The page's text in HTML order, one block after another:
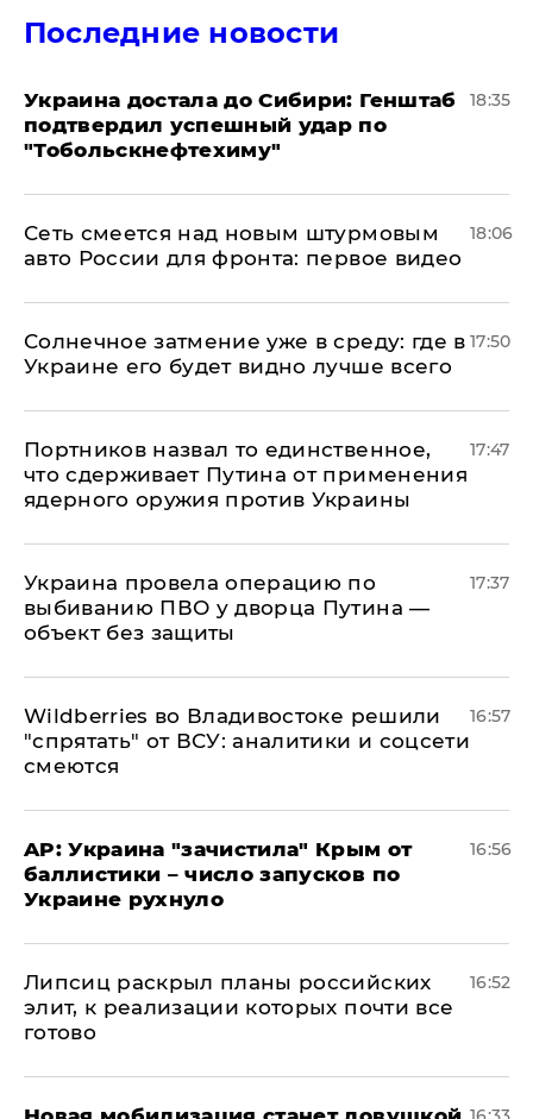
Последние новости
Украина достала до Сибири: Генштаб
подтвердил успешный удар по
"Тобольскнефтехиму"
18:35
Сеть смеется над новым штурмовым
авто России для фронта: первое видео
18:06
​Солнечное затмение уже в среду: где в
Украине его будет видно лучше всего
17:50
Портников назвал то единственное,
что сдерживает Путина от применения
ядерного оружия против Украины
17:47
Украина провела операцию по
выбиванию ПВО у дворца Путина —
объект без защиты
17:37
Wildberries во Владивостоке решили
"спрятать" от ВСУ: аналитики и соцсети
смеются
16:57
AP: Украина "зачистила" Крым от
баллистики – число запусков по
Украине рухнуло
16:56
Липсиц раскрыл планы российских
элит, к реализации которых почти все
готово
16:52